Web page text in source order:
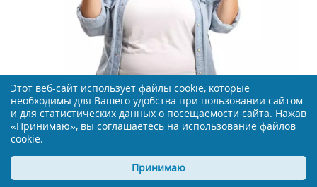
Криогенная физиотерапия при целлюлите
(паникулите)
Этот веб-сайт использует файлы cookie, которые
необходимы для Вашего удобства при пользовании сайтом
и для статистических данных о посещаемости сайта. Нажав
«Принимаю», вы соглашаетесь на использование файлов
cookie.
Принимаю